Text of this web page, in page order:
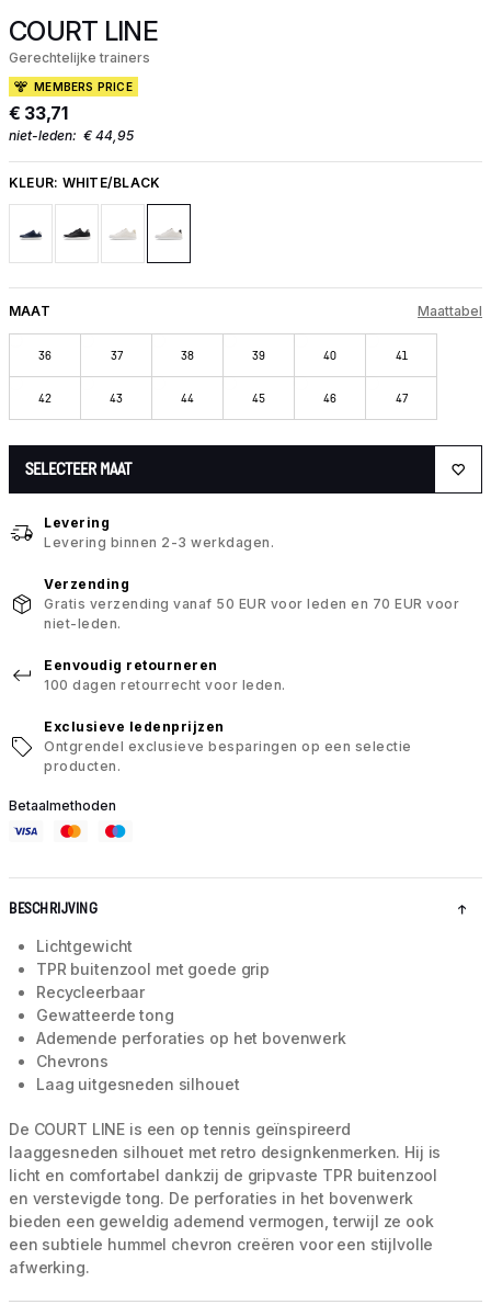
COURT LINE
Gerechtelijke trainers
MEMBERS PRICE
€ 33,71
niet-leden: € 44,95
KLEUR: WHITE/BLACK
MAAT Maattabel
36 37 38 39 40 41
42 43 44 45 46 47
SELECTEER MAAT
Levering
Levering binnen 2-3 werkdagen.
Verzending
Gratis verzending vanaf 50 EUR voor leden en 70 EUR voor
niet-leden.
Eenvoudig retourneren
100 dagen retourrecht voor leden.
Exclusieve ledenprijzen
Ontgrendel exclusieve besparingen op een selectie
producten.
Betaalmethoden
BESCHRIJVING
Lichtgewicht
TPR buitenzool met goede grip
Recycleerbaar
Gewatteerde tong
Ademende perforaties op het bovenwerk
Chevrons
Laag uitgesneden silhouet
De COURT LINE is een op tennis geïnspireerd
laaggesneden silhouet met retro designkenmerken. Hij is
licht en comfortabel dankzij de gripvaste TPR buitenzool
en verstevigde tong. De perforaties in het bovenwerk
bieden een geweldig ademend vermogen, terwijl ze ook
een subtiele hummel chevron creëren voor een stijlvolle
afwerking.